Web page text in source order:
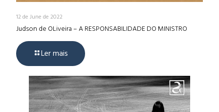
12 de June de 2022
Judson de OLiveira – A RESPONSABILIDADE DO MINISTRO
Ler mais